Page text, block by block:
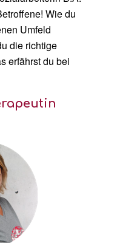
Wie du
Umfeld
die richtige
erfährst du bei